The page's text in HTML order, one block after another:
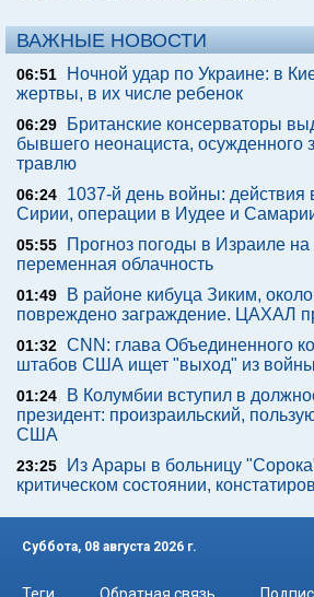
ВАЖНЫЕ НОВОСТИ
06:51
Ночной удар по Украине: в
жертвы, в их числе ребенок
06:29
Британские консерваторы
бывшего неонациста, осужденного
травлю
06:24
1037-й день войны: действия
Сирии, операции в Иудее и
05:55
Прогноз погоды в Израиле на
переменная облачность
01:49
В районе кибуца Зиким,
повреждено заграждение. ЦАХАЛ
01:32 CNN: глава Объединенного
штабов США ищет "выход" из
01:24
В Колумбии вступил в
президент: произраильский,
США
23:25
Из Арары в больницу
критическом состоянии,
Суббота, 08 августа 2026 г.
Теги Обратная связь